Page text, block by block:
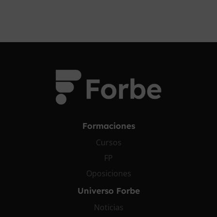
Formaciones
Cursos
FP
Oposiciones
Universo Forbe
Noticias